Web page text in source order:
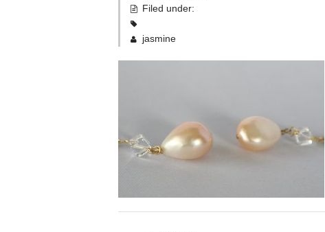
Filed under:
jasmine